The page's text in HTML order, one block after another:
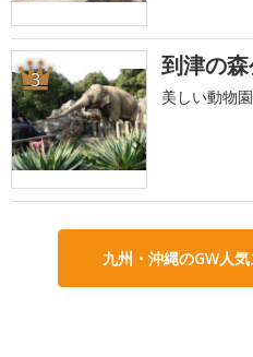
3 到津の
美しい動物
九州・沖縄のGW人